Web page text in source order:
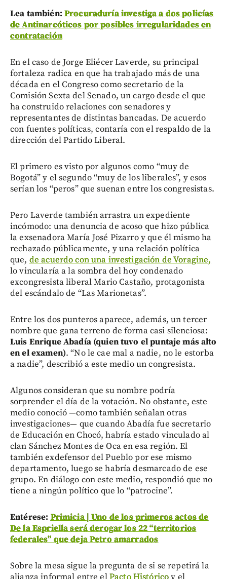
Lea también: Procuraduría investiga a dos policías
de Antinarcóticos por posibles irregularidades en
contratación
En el caso de Jorge Eliécer Laverde, su principal
fortaleza radica en que ha trabajado más de una
década en el Congreso como secretario de la
Comisión Sexta del Senado, un cargo desde el que
ha construido relaciones con senadores y
representantes de distintas bancadas. De acuerdo
con fuentes políticas, contaría con el respaldo de la
dirección del Partido Liberal.
El primero es visto por algunos como “muy de
Bogotá” y el segundo “muy de los liberales”, y esos
serían los “peros” que suenan entre los congresistas.
Pero Laverde también arrastra un expediente
incómodo: una denuncia de acoso que hizo pública
la exsenadora María José Pizarro y que él mismo ha
rechazado públicamente, y una relación política
que, de acuerdo con una investigación de Voragine,
lo vincularía a la sombra del hoy condenado
excongresista liberal Mario Castaño, protagonista
del escándalo de “Las Marionetas”.
Entre los dos punteros aparece, además, un tercer
nombre que gana terreno de forma casi silenciosa:
Luis Enrique Abadía (quien tuvo el puntaje más alto
en el examen). “No le cae mal a nadie, no le estorba
a nadie”, describió a este medio un congresista.
Algunos consideran que su nombre podría
sorprender el día de la votación. No obstante, este
medio conoció —como también señalan otras
investigaciones— que cuando Abadía fue secretario
de Educación en Chocó, habría estado vinculado al
clan Sánchez Montes de Oca en esa región. El
también exdefensor del Pueblo por ese mismo
departamento, luego se habría desmarcado de ese
grupo. En diálogo con este medio, respondió que no
tiene a ningún político que lo “patrocine”.
Entérese: Primicia | Uno de los primeros actos de
De la Espriella será derogar los 22 “territorios
federales” que deja Petro amarrados
Sobre la mesa sigue la pregunta de si se repetirá la